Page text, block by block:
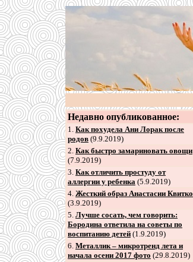
Недавно опубликованное:
1. Как похудела Ани Лорак после
родов (9.9.2019)
2. Как быстро замариновать овощи
(7.9.2019)
3. Как отличить простуду от
аллергии у ребенка (5.9.2019)
4. Жесткий образ Анастасии Квитко
(3.9.2019)
5. Лучше сосать, чем говорить:
Бородина ответила на советы по
воспитанию детей (1.9.2019)
6. Металлик – микротренд лета и
начала осени 2017 фото (29.8.2019)